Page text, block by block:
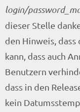
login/
dieser Stelle
den Hinweis,
kann, dass auch
Benutzern
dass in den
kein